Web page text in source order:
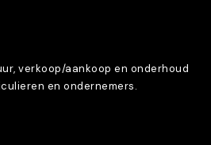
verkoop/aankoop en onderhoud
en ondernemers.